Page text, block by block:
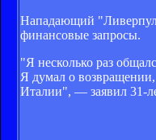
Нападающий
финансовые запросы.
"Я несколько раз
Я думал о
Италии", — заявил 31-